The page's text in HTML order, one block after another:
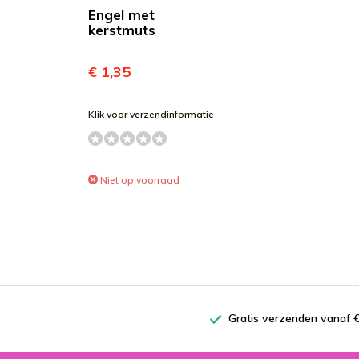
Engel met
kerstmuts
€ 1,35
Klik voor verzendinformatie
Niet op voorraad
Gratis verzenden vanaf